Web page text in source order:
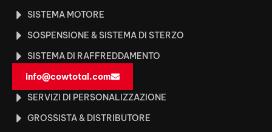
SISTEMA MOTORE
SOSPENSIONE & SISTEMA DI STERZO
SISTEMA DI RAFFREDDAMENTO
info@cowtotal.com
SERVIZI DI PERSONALIZZAZIONE
GROSSISTA & DISTRIBUTORE